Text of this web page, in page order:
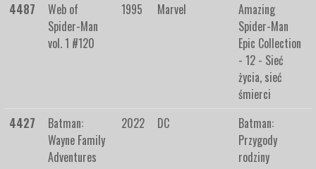
4487
Web of
Spider-Man
vol. 1 #120
1995 Marvel
Amazing
Spider-Man
Epic Collection
- 12 - Sieć
życia, sieć
śmierci
4427
Batman:
Wayne Family
Adventures
2022 DC
Batman:
Przygody
rodziny